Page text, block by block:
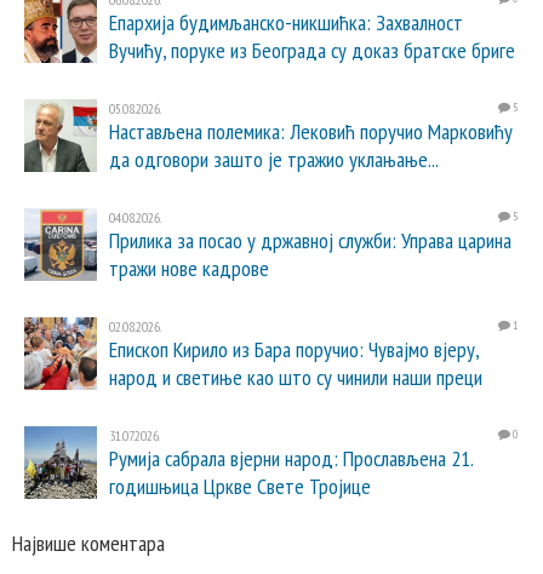
Епархија будимљанско-никшићка: Захвалност
Вучићу, поруке из Београда су доказ братске бриге
05.08.2026. 5
Настављена полемика: Лековић поручио Марковићу
да одговори зашто је тражио уклањање...
04.08.2026. 5
Прилика за посао у државној служби: Управа царина
тражи нове кадрове
02.08.2026. 1
Епископ Кирило из Бара поручио: Чувајмо вјеру,
народ и светиње као што су чинили наши преци
31.07.2026. 0
Румија сабрала вјерни народ: Прослављена 21.
годишњица Цркве Свете Тројице
Највише коментара